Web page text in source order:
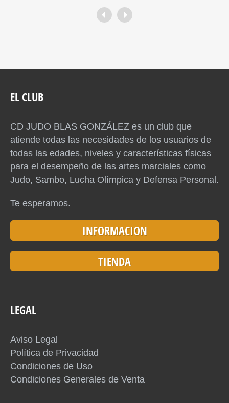
EL CLUB
CD JUDO BLAS GONZÁLEZ es un club que
atiende todas las necesidades de los usuarios de
todas las edades, niveles y características físicas
para el desempeño de las artes marciales como
Judo, Sambo, Lucha Olímpica y Defensa Personal.
Te esperamos.
INFORMACION
TIENDA
LEGAL
Aviso Legal
Política de Privacidad
Condiciones de Uso
Condiciones Generales de Venta